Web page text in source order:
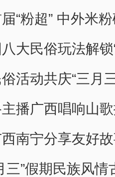
“粉超” 中外米粉
大民俗玩法解锁
活动共庆“三月
播广西唱响山
南宁分享友好
三”假期民族风情